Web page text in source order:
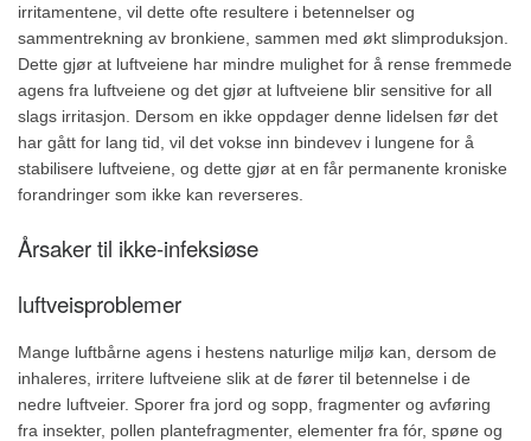
irritamentene, vil dette ofte resultere i betennelser og
sammentrekning av bronkiene, sammen med økt slimproduksjon.
Dette gjør at luftveiene har mindre mulighet for å rense fremmede
agens fra luftveiene og det gjør at luftveiene blir sensitive for all
slags irritasjon. Dersom en ikke oppdager denne lidelsen før det
har gått for lang tid, vil det vokse inn bindevev i lungene for å
stabilisere luftveiene, og dette gjør at en får permanente kroniske
forandringer som ikke kan reverseres.
Årsaker til ikke-infeksiøse
luftveisproblemer
Mange luftbårne agens i hestens naturlige miljø kan, dersom de
inhaleres, irritere luftveiene slik at de fører til betennelse i de
nedre luftveier. Sporer fra jord og sopp, fragmenter og avføring
fra insekter, pollen plantefragmenter, elementer fra fór, spøne og